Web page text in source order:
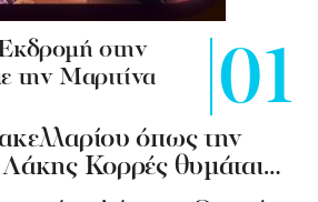
στην
την Μαριτίνα
όπως την
Κορρές θυμάται…